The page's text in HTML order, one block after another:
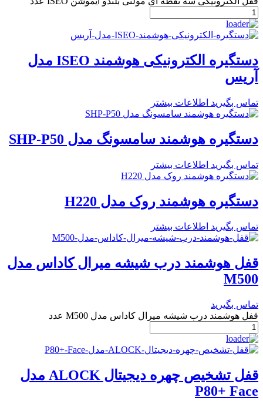
دستگیره الکترونیکی هوشمند ISEO مدل
آریس
تماس بگیرید اطلاعات بیشتر
دستگیره هوشمند سامسونگ مدل SHP-P50
تماس بگیرید اطلاعات بیشتر
دستگیره هوشمند روک مدل H220
تماس بگیرید اطلاعات بیشتر
قفل هوشمند درب شیشه میرال کاداس مدل
M500
تماس بگیرید
قفل هوشمند درب شیشه میرال کاداس مدل M500 عدد
قفل تشخیص چهره دیجیتال ALOCK مدل
P80+ Face